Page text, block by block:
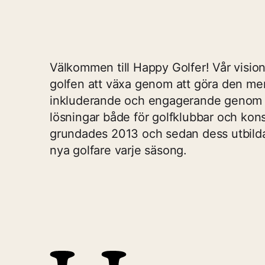
Välkommen till Happy Golfer! Vår
golfen att växa genom att göra den
inkluderande och engagerande genom
lösningar både för golfklubbar och
grundades 2013 och sedan dess
nya golfare varje säsong.